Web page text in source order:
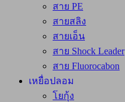
สาย PE
สายสลิง
สายเอ็น
สาย Shock Leader
สาย Fluorocabon
เหยื่อปลอม
โยกุ้ง